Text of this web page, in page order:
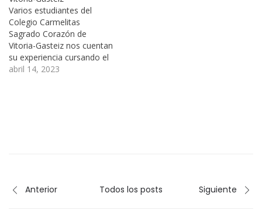
Varios estudiantes del
Colegio Carmelitas
Sagrado Corazón de
Vitoria-Gasteiz nos cuentan
su experiencia cursando el
Diploma Dual. El Diploma
abril 14, 2023
Anterior Todos los posts Siguiente